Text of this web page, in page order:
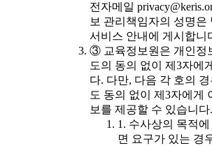
전자메일
보 관리책임자의 성명
서비스 안내에 게시합니
③ 교육정보원은 개인정
도의 동의 없이 제3자에
다. 다만, 다음 각 호의
도 동의 없이 제3자에게
보를 제공할 수 있습니다.
1. 수사상의 목적
면 요구가 있는 경